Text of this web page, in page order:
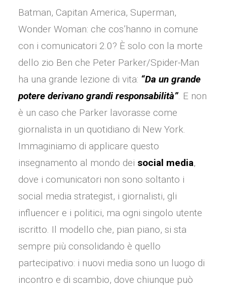
Batman, Capitan America, Superman,
Wonder Woman: che cos’hanno in comune
con i comunicatori 2.0? È solo con la morte
dello zio Ben che Peter Parker/Spider-Man
ha una grande lezione di vita: “Da un grande
potere derivano grandi responsabilità”. E non
è un caso che Parker lavorasse come
giornalista in un quotidiano di New York.
Immaginiamo di applicare questo
insegnamento al mondo dei social media,
dove i comunicatori non sono soltanto i
social media strategist, i giornalisti, gli
influencer e i politici, ma ogni singolo utente
iscritto. Il modello che, pian piano, si sta
sempre più consolidando è quello
partecipativo: i nuovi media sono un luogo di
incontro e di scambio, dove chiunque può